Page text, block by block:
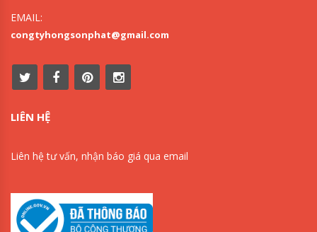
EMAIL:
congtyhongsonphat@gmail.com
LIÊN HỆ
Liên hệ tư vấn, nhận báo giá qua email